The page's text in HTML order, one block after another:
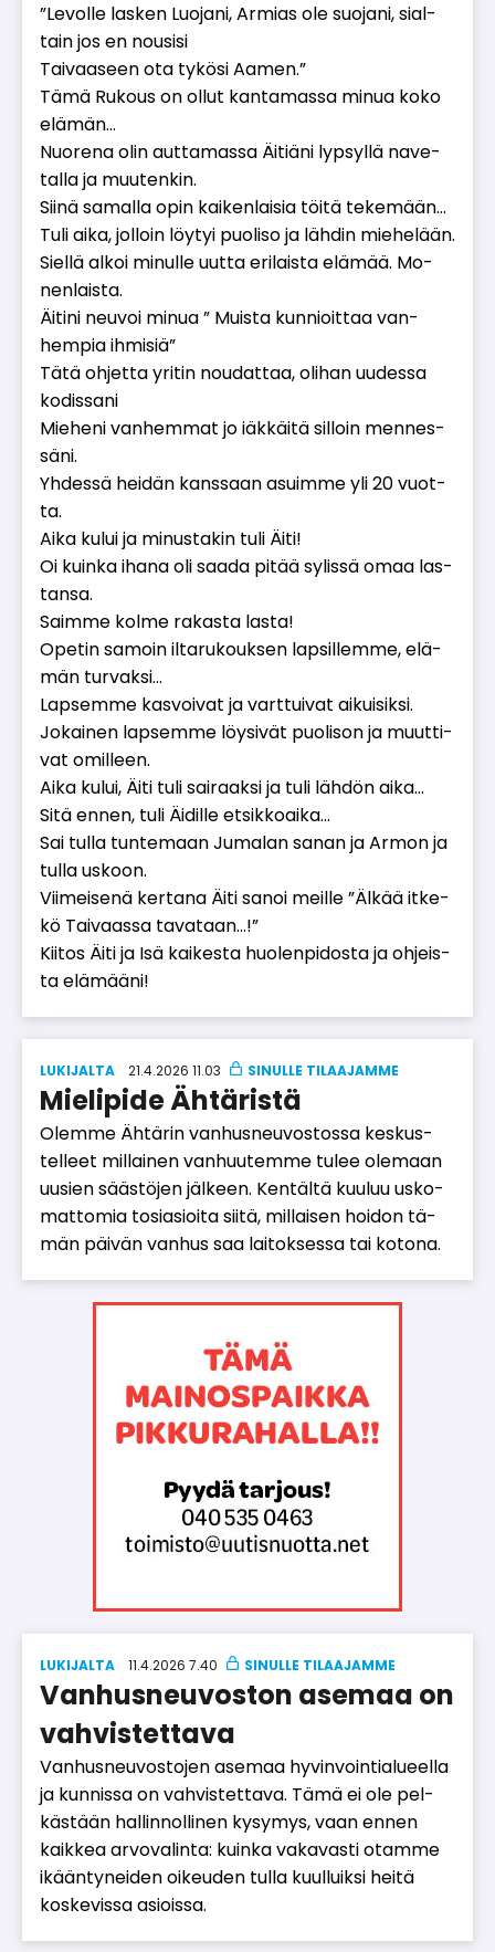
”Le­vol­le las­ken Luo­ja­ni, Ar­mi­as ole suo­ja­ni, si­al­
tain jos en nou­si­si
Tai­vaa­seen ota ty­kö­si Aa­men.”
Tämä Ru­kous on ol­lut kan­ta­mas­sa mi­nua koko
elä­män…
Nuo­re­na olin aut­ta­mas­sa Äi­ti­ä­ni lyp­syl­lä na­ve­
tal­la ja muu­ten­kin.
Sii­nä sa­mal­la opin kai­ken­lai­sia töi­tä te­ke­mään…
Tuli ai­ka, jol­loin löy­tyi puo­li­so ja läh­din mie­he­lään.
Siel­lä al­koi mi­nul­le uut­ta eri­lais­ta elä­mää. Mo­
nen­lais­ta.
Äi­ti­ni neu­voi mi­nua ” Muis­ta kun­ni­oit­taa van­
hem­pia ih­mi­siä”
Tätä oh­jet­ta yri­tin nou­dat­taa, oli­han uu­des­sa
ko­dis­sa­ni
Mie­he­ni van­hem­mat jo iäk­käi­tä sil­loin men­nes­
sä­ni.
Yh­des­sä hei­dän kans­saan asuim­me yli 20 vuot­
ta.
Ai­ka ku­lui ja mi­nus­ta­kin tuli Äi­ti!
Oi kuin­ka iha­na oli saa­da pi­tää sy­lis­sä omaa las­
tan­sa.
Saim­me kol­me ra­kas­ta las­ta!
Ope­tin sa­moin il­ta­ru­kouk­sen lap­sil­lem­me, elä­
män tur­vak­si...
Lap­sem­me kas­voi­vat ja vart­tui­vat ai­kui­sik­si.
Jo­kai­nen lap­sem­me löy­si­vät puo­li­son ja muut­ti­
vat omil­leen.
Ai­ka ku­lui, Äi­ti tuli sai­raak­si ja tuli läh­dön ai­ka…
Sitä en­nen, tuli Äi­dil­le et­sik­ko­ai­ka…
Sai tul­la tun­te­maan Ju­ma­lan sa­nan ja Ar­mon ja
tul­la us­koon.
Vii­mei­se­nä ker­ta­na Äi­ti sa­noi meil­le ”Äl­kää it­ke­
kö Tai­vaas­sa ta­va­taan...!”
Kii­tos Äi­ti ja Isä kai­kes­ta huo­len­pi­dos­ta ja oh­jeis­
ta elä­mää­ni!
LUKIJALTA 21.4.2026 11.03
Mielipide Ähtäristä
Olem­me Äh­tä­rin van­hus­neu­vos­tos­sa kes­kus­
tel­leet mil­lai­nen van­huu­tem­me tu­lee ole­maan
uu­sien sääs­tö­jen jäl­keen. Ken­täl­tä kuu­luu us­ko­
mat­to­mia to­si­a­si­oi­ta sii­tä, mil­lai­sen hoi­don tä­
män päi­vän van­hus saa lai­tok­ses­sa tai ko­to­na.
LUKIJALTA 11.4.2026 7.40
Vanhusneuvoston asemaa on
vahvistettava
Van­hus­neu­vos­to­jen ase­maa hy­vin­voin­ti­a­lu­eel­la
ja kun­nis­sa on vah­vis­tet­ta­va. Tämä ei ole pel­
käs­tään hal­lin­nol­li­nen ky­sy­mys, vaan en­nen
kaik­kea ar­vo­va­lin­ta: kuin­ka va­ka­vas­ti otam­me
ikään­ty­nei­den oi­keu­den tul­la kuul­luik­si hei­tä
kos­ke­vis­sa asi­ois­sa.